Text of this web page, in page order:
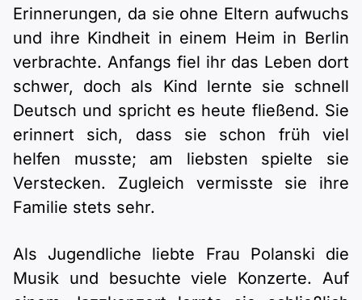
Erinnerungen, da sie ohne Eltern aufwuchs
und ihre Kindheit in einem Heim in Berlin
verbrachte. Anfangs fiel ihr das Leben dort
schwer, doch als Kind lernte sie schnell
Deutsch und spricht es heute fließend. Sie
erinnert sich, dass sie schon früh viel
helfen musste; am liebsten spielte sie
Verstecken. Zugleich vermisste sie ihre
Familie stets sehr.
Als Jugendliche liebte Frau Polanski die
Musik und besuchte viele Konzerte. Auf